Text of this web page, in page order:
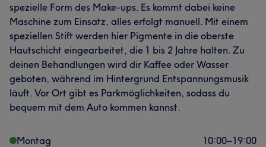
spezielle Form des Make-ups. Es kommt dabei keine
Maschine zum Einsatz, alles erfolgt manuell. Mit einem
speziellen Stift werden hier Pigmente in die oberste
Hautschicht eingearbeitet, die 1 bis 2 Jahre halten. Zu
deinen Behandlungen wird dir Kaffee oder Wasser
geboten, während im Hintergrund Entspannungsmusik
läuft. Vor Ort gibt es Parkmöglichkeiten, sodass du
bequem mit dem Auto kommen kannst.
Montag 10:00–19:00